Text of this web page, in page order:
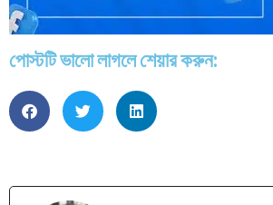
পোস্টটি ভালো লাগলে শেয়ার করুন: